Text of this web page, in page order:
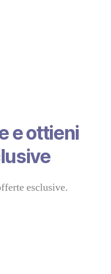
e ottieni
esclusive.